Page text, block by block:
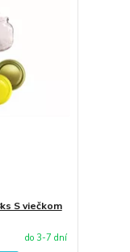
S viečkom
do 3-7 dní